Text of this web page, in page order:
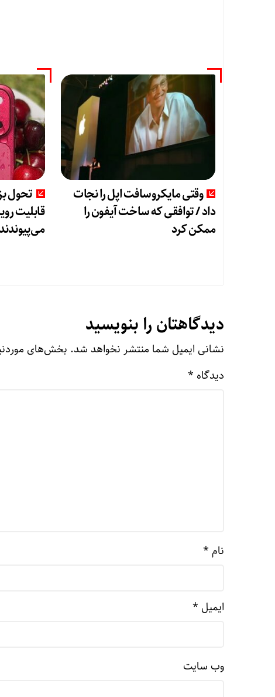
وقتی مایکروسافت اپل را نجات
داد / توافقی که ساخت آیفون را
ممکن کرد
قابلیت
دیدگاهتان را بنویسید
نشانی ایمیل شما منتشر نخواهد شد. بخش‌های
دیدگاه *
نام *
ایمیل *
وب‌ سایت